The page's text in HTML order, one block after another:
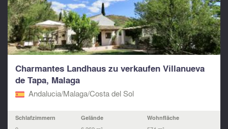
Charmantes Landhaus zu verkaufen Villanueva
de Tapa, Malaga
Andalucia/Malaga/Costa del Sol
Schlafzimmern Gelände Wohnfläche